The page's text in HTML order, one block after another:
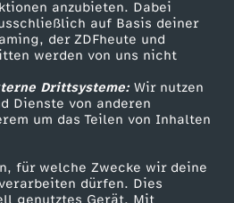
anzubieten. Dabei
auf Basis deiner
der ZDFheute und
werden von uns nicht
Drittsysteme:Wir nutzen
Dienste von anderen
um das Teilen von Inhalten
für welche Zwecke wir deine
dürfen. Dies
genutztes Gerät. Mit